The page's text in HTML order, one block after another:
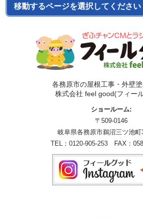
各務原市の屋根工事・外壁
株式会社 feel good(フィー
ショールーム:
〒509-0146
岐阜県各務原市鵜沼三ツ池町
TEL： 0120-905-253 FAX：